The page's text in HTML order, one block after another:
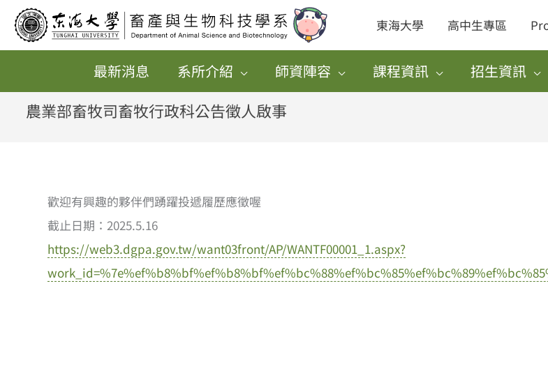
東海大學 高中生專區
最新消息 系所介紹 師資陣容 課程資訊 招生資訊
農業部畜牧司畜牧行政科公告徵人啟事
歡迎有興趣的夥伴們踴躍投遞履歷應徵喔
截止日期：2025.5.16
https://web3.dgpa.gov.tw/want03front/AP/WANTF00001_1.aspx?